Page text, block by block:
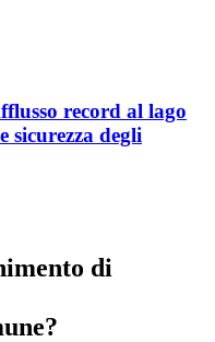
record al lago
sicurezza degli
di